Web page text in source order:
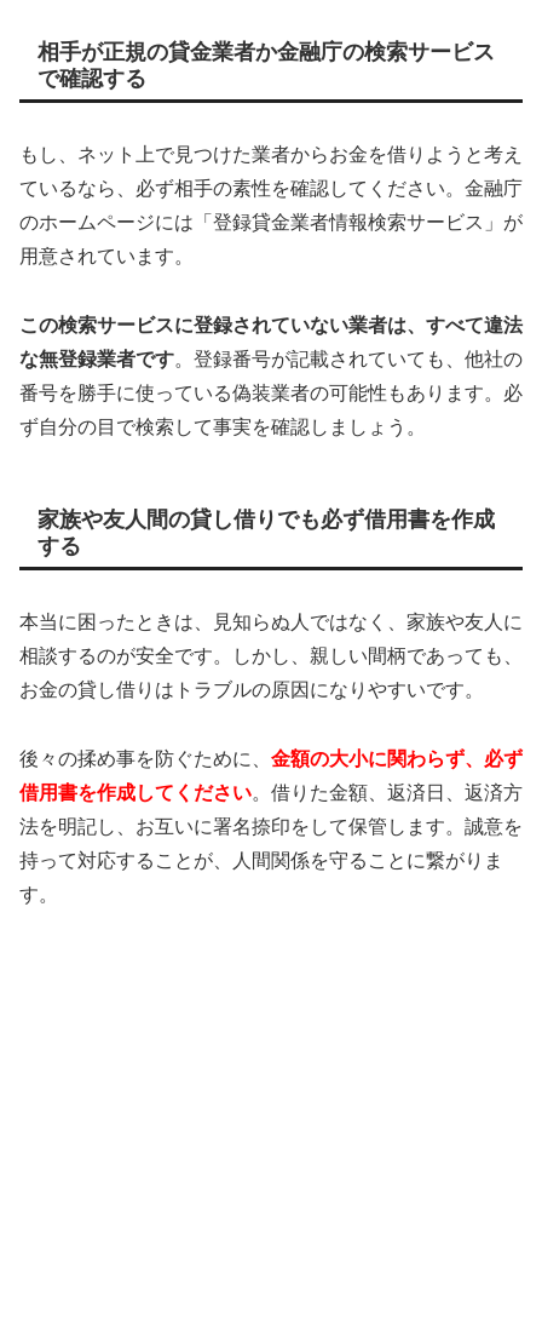
相手が正規の貸金業者か金融庁の検索サービス
で確認する
もし、ネット上で見つけた業者からお金を借りようと考え
ているなら、必ず相手の素性を確認してください。金融庁
のホームページには「登録貸金業者情報検索サービス」が
用意されています。
この検索サービスに登録されていない業者は、すべて違法
な無登録業者です。登録番号が記載されていても、他社の
番号を勝手に使っている偽装業者の可能性もあります。必
ず自分の目で検索して事実を確認しましょう。
家族や友人間の貸し借りでも必ず借用書を作成
する
本当に困ったときは、見知らぬ人ではなく、家族や友人に
相談するのが安全です。しかし、親しい間柄であっても、
お金の貸し借りはトラブルの原因になりやすいです。
後々の揉め事を防ぐために、 金額の大小に関わらず、必ず
借用書を作成してください。借りた金額、返済日、返済方
法を明記し、お互いに署名捺印をして保管します。誠意を
持って対応することが、人間関係を守ることに繋がりま
す。